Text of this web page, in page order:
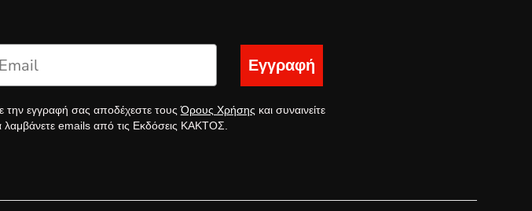
Εγγραφή
την εγγραφή σας αποδέχεστε τουςΌρους Χρήσης και συναινείτε
λαμβάνετε emails από τις Εκδόσεις ΚΑΚΤΟΣ.